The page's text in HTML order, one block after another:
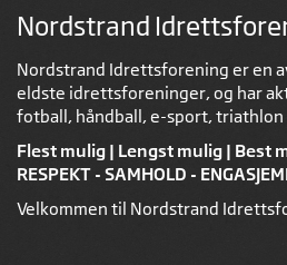
Nordstrand
Nordstrand Idrettsforening er en
eldste idrettsforeninger, og har
fotball, håndball, e-sport, triathlon
Flest mulig | Lengst mulig | Best
RESPEKT - SAMHOLD -
Velkommen til Nordstrand